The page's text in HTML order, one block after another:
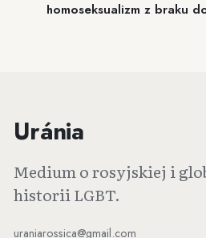
homoseksualizm z braku
Uránia
Medium o rosyjskiej i
historii LGBT.
uraniarossica@gmail.com